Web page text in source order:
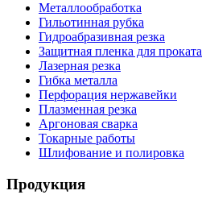
Металлообработка
Гильотинная рубка
Гидроабразивная резка
Защитная пленка для проката
Лазерная резка
Гибка металла
Перфорация нержавейки
Плазменная резка
Аргоновая сварка
Токарные работы
Шлифование и полировка
Продукция